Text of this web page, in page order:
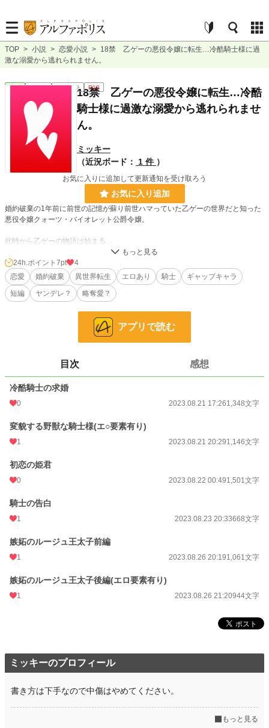
TOP > 小説 > 恋愛小説 > 18禁 乙ゲーの悪役令嬢に転生…冷酷騎士様に過
激な溺愛から逃れられません。
恋愛 連載中 ｼｮｰﾄｼｮｰﾄ R18
18禁 乙ゲーの悪役令嬢に転生…冷酷
騎士様に過激な溺愛から逃れられませ
ん。
ミッキー
（近況ボード：
1 件 ）
お気に入りに追加して更新通知を受け取ろう
お気に入り追加
婚約破棄の1年前に前世の記憶が蘇り前世ハマっていた乙ゲーの世界だと知った
悪役令嬢クォーツ・バイオレット公爵令嬢。
此時から乙ゲーの物語は始まる…
バットルート回避する為悪役令嬢から身を引き公爵令嬢らしく過ごすそしてゲー
ム終了婚約破棄され２度目人生は平和に暮らすはずの予定だった。
冷酷騎士と呼ばれる王様の弟君息子で王族の血筋で第２継承のルーシュ・ブロッ
王命何だろと思って軽く返事をしたクォーツ令嬢だったが…
恋愛 16,791 位 / 66,382 件
文字数
更新日時
初回公開日時
週間ポイント
月間ポイント
年間ポイント 1,652 pt (71,935 位)
24h.ポイント 7pt
4
恋愛
婚約破棄 異世界転生 エロあり 騎士
ギャップキャラ
短編
ヤンデレ？ 略奪愛？
アプリで読む
目次 感想
冷酷騎士の求婚
0 2023.08.21 17:261,348文字
変貌する野獣な騎士様(エ○要素有り)
1 2023.08.21 20:291,146文字
初恋の姫君
0 2023.08.22 00:491,501文字
騎士の告白
1 2023.08.23 20:33668文字
嫉妬のルージュ王太子前編
1 2023.08.26 20:191,061文字
嫉妬のルージュ王太子後編(エロ要素有り)
1 2023.08.26 21:20944文字
ミッキーのプロフィール
書き方は下手なので中傷はやめてください。
もっと見る